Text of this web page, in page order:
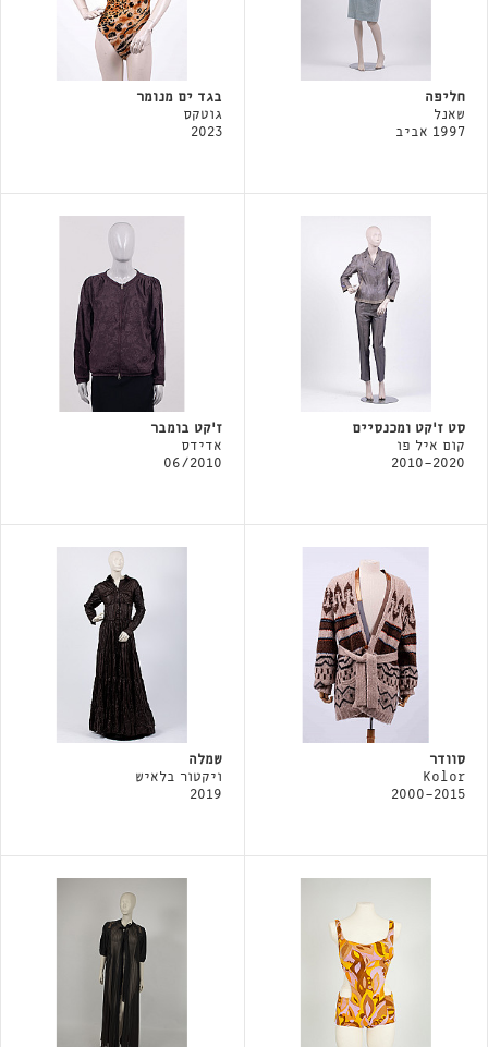
חליפה
שאנל
1997 אביב
בגד ים מנומר
גוטקס
2023
סט ז'קט ומכנסיים
קום איל פו
2010-2020
ז'קט בומבר
אדידס
06/2010
סוודר
Kolor
2000-2015
שמלה
ויקטור בלאיש
2019